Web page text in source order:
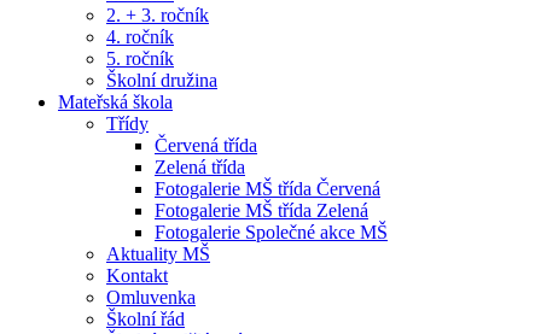
2. + 3. ročník
4. ročník
5. ročník
Školní družina
Mateřská škola
Třídy
Červená třída
Zelená třída
Fotogalerie MŠ třída Červená
Fotogalerie MŠ třída Zelená
Fotogalerie Společné akce MŠ
Aktuality MŠ
Kontakt
Omluvenka
Školní řád